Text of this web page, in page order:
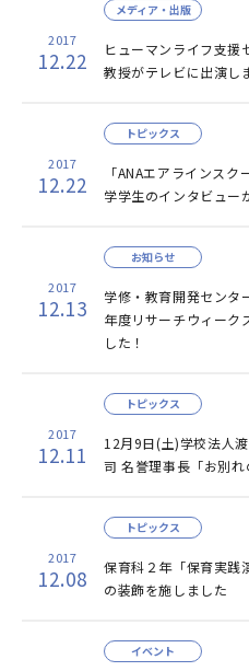
2017
12.22
ヒューマンライフ支
教授がテレビに出演し
メディア・出版
2017
12.22
「ANAエアラインス
学学生のインタビュー
トピックス
2017
12.13
学修・教育開発センタ
年度リサーチウィーク
した ！
お知らせ
2017
12.11
12月9日(土)学校法人
司 名誉理事長「お別
トピックス
2017
12.08
保育科２年「保育実践
の装飾を施しました
トピックス
イベント